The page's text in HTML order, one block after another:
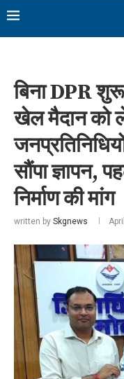
बिना DPR शुरू
खेल मैदान को
सौंपा ज्ञापन,
निर्माण की मांग
written by Skgnews